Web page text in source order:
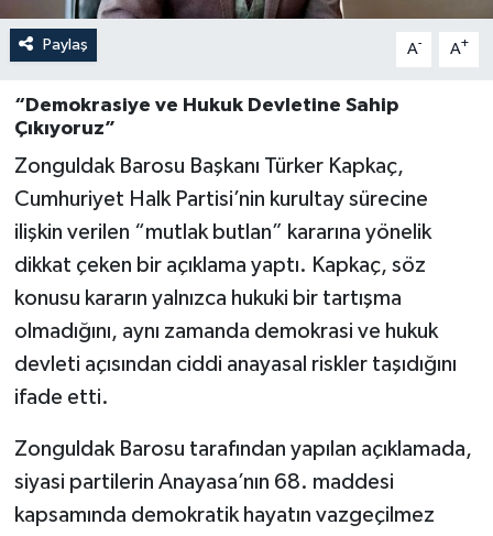
Paylaş A- A+
“Demokrasiye ve Hukuk Devletine Sahip
Çıkıyoruz”
Zonguldak Barosu Başkanı Türker Kapkaç,
Cumhuriyet Halk Partisi’nin kurultay sürecine
ilişkin verilen “mutlak butlan” kararına yönelik
dikkat çeken bir açıklama yaptı. Kapkaç, söz
konusu kararın yalnızca hukuki bir tartışma
olmadığını, aynı zamanda demokrasi ve hukuk
devleti açısından ciddi anayasal riskler taşıdığını
ifade etti.
Zonguldak Barosu tarafından yapılan açıklamada,
siyasi partilerin Anayasa’nın 68. maddesi
kapsamında demokratik hayatın vazgeçilmez
Dergim